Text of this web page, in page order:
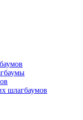
шлагбаумов